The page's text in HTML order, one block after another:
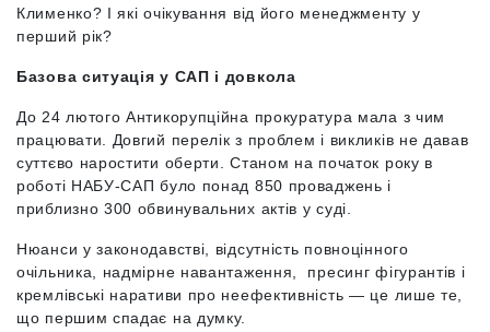
Клименко? І які очікування від його менеджменту у
перший рік?
Базова ситуація у САП і довкола
До 24 лютого Антикорупційна прокуратура мала з чим
працювати. Довгий перелік з проблем і викликів не давав
суттєво наростити оберти. Станом на початок року в
роботі НАБУ-САП було понад 850 проваджень і
приблизно 300 обвинувальних актів у суді.
Нюанси у законодавстві, відсутність повноцінного
очільника, надмірне навантаження, пресинг фігурантів і
кремлівські наративи про неефективність — це лише те,
що першим спадає на думку.